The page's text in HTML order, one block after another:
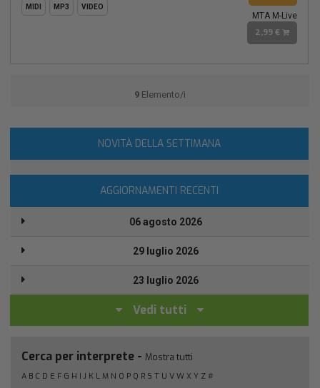
MIDI MP3 VIDEO
MTA M-Live
2,99 €
9 Elemento/i
NOVITÀ DELLA SETTIMANA
AGGIORNAMENTI RECENTI
06 agosto 2026
29 luglio 2026
23 luglio 2026
Vedi tutti
Cerca per interprete - Mostra tutti
A B C D E F G H I J K L M N O P Q R S T U V W X Y Z #